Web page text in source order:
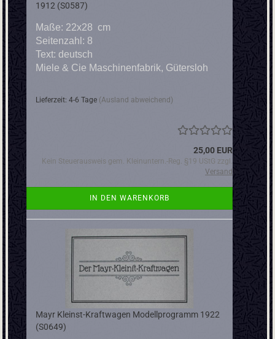
1912 (S0587)
Maße: 22x28 cm
Seitenzahl: 8
Text: deutsch
​Miele & Cie Maschinenfabrik, Gütersloh
Lieferzeit: 4-6 Tage (Ausland abweichend)
25,00 EUR
Kein Steuerausweis gem. Kleinuntern.-Reg. §19 UStG zzgl.
Versand
IN DEN WARENKORB
Mayr Kleinst-Kraftwagen Modellprogramm 1922
(S0649)